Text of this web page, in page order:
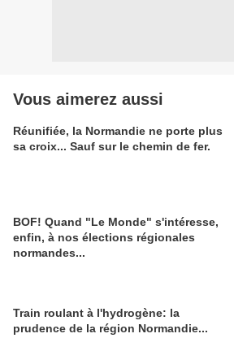
Vous aimerez aussi
Réunifiée, la Normandie ne porte plus
sa croix... Sauf sur le chemin de fer.
BOF! Quand "Le Monde" s'intéresse,
enfin, à nos élections régionales
normandes...
Train roulant à l'hydrogène: la
prudence de la région Normandie...